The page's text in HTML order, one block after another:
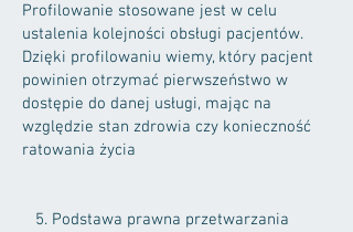
Profilowanie stosowane jest w celu
ustalenia kolejności obsługi pacjentów.
Dzięki profilowaniu wiemy, który pacjent
powinien otrzymać pierwszeństwo w
dostępie do danej usługi, mając na
względzie stan zdrowia czy konieczność
ratowania życia
5. Podstawa prawna przetwarzania